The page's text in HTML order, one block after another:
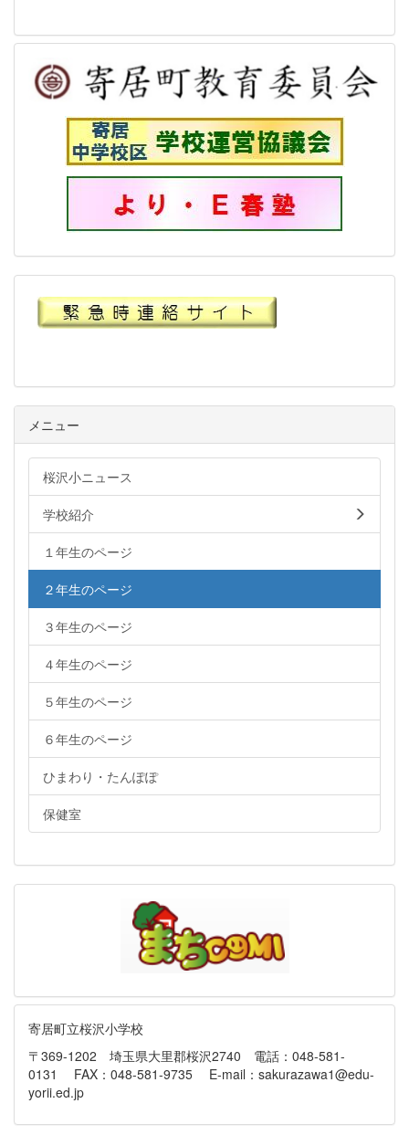
メニュー
桜沢小ニュース
学校紹介
１年生のページ
２年生のページ
３年生のページ
４年生のページ
５年生のページ
６年生のページ
ひまわり・たんぽぽ
保健室
寄居町立桜沢小学校
〒369-1202 埼玉県大里郡桜沢2740 電話：048-581-
0131 FAX：048-581-9735 E-mail：sakurazawa1@edu-
yorii.ed.jp